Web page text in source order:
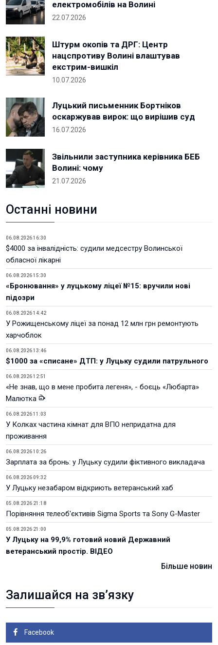
електромобілів на Волині
22.07.2026
Штурм окопів та ДРГ: Центр
нацспротиву Волині влаштував
екстрим-вишкіл
10.07.2026
Луцький письменник Бортніков
оскаржував вирок: що вирішив суд
16.07.2026
Звільнили заступника керівника БЕБ
Волині: чому
21.07.2026
Останні новини
06.08.2026 16:30
$4000 за інвалідність: судили медсестру Волинської
обласної лікарні
06.08.2026 15:30
«Бронювання» у луцькому ліцеї №15: вручили нові
підозри
06.08.2026 14:42
У Рожищенському ліцеї за понад 12 млн грн ремонтують
харчоблок
06.08.2026 13:46
$1000 за «списане» ДТП: у Луцьку судили патрульного
06.08.2026 12:51
«Не знав, що в мене пробита легеня», - боєць «Любарта»
Малютка
06.08.2026 11:03
У Колках частина кімнат для ВПО непридатна для
проживання
06.08.2026 10:26
Зарплата за бронь: у Луцьку судили фіктивного викладача
06.08.2026 09:32
У Луцьку незабаром відкриють ветеранський хаб
05.08.2026 21:18
Порівняння телеоб'єктивів Sigma Sports та Sony G-Master
05.08.2026 21:00
У Луцьку на 99,9% готовий новий Державний
ветеранський простір. ВІДЕО
Більше новин
Залишайся на зв’язку
Facebook